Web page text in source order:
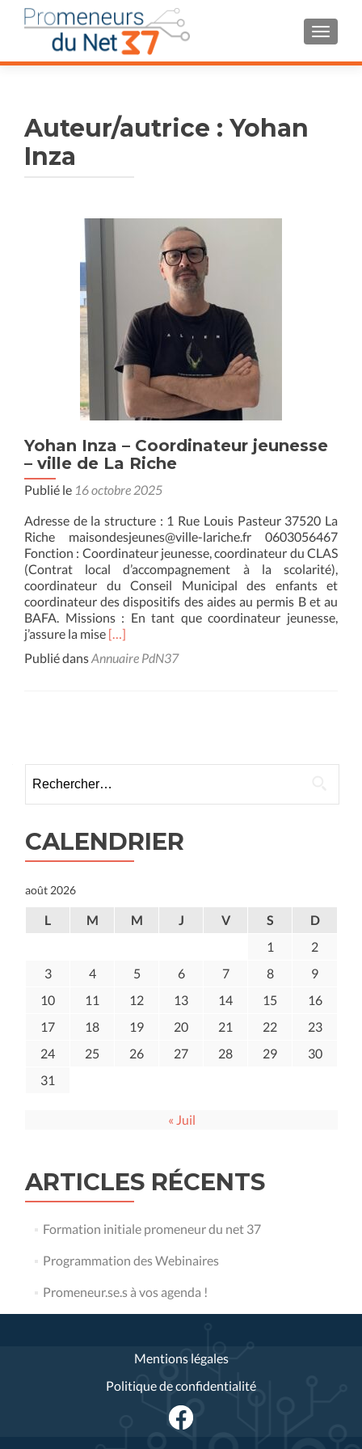
Auteur/autrice : Yohan
Inza
Yohan Inza – Coordinateur jeunesse
– ville de La Riche
Publié le 16 octobre 2025
Adresse de la structure : 1 Rue Louis Pasteur 37520 La
Riche maisondesjeunes@ville-lariche.fr 0603056467
Fonction : Coordinateur jeunesse, coordinateur du CLAS
(Contrat local d’accompagnement à la scolarité),
coordinateur du Conseil Municipal des enfants et
coordinateur des dispositifs des aides au permis B et au
BAFA. Missions : En tant que coordinateur jeunesse,
j’assure la mise En
plus
–
[…]
Publié dansAnnuaire PdN37
navigation
CALENDRIER
août 2026
L M M J V S
D
1
2
3
4 5 6 7 8
9
10
11 12 13 14 15
16
17
18 19 20 21 22
23
24
25 26 27 28 29
30
31
« Juil
ARTICLES RÉCENTS
Formation initiale promeneur du net 37
Programmation des Webinaires
Promeneur.se.s à vos agenda !
Mentions légales
Politique de confidentialité